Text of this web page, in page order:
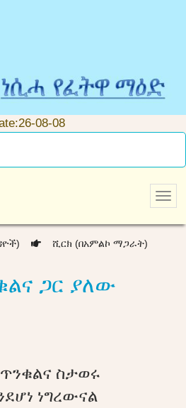
08-08
ሺርክ (በአምልኮ ማጋራት)
ጋር ያለው
ስታወሩ
ነግረውናል